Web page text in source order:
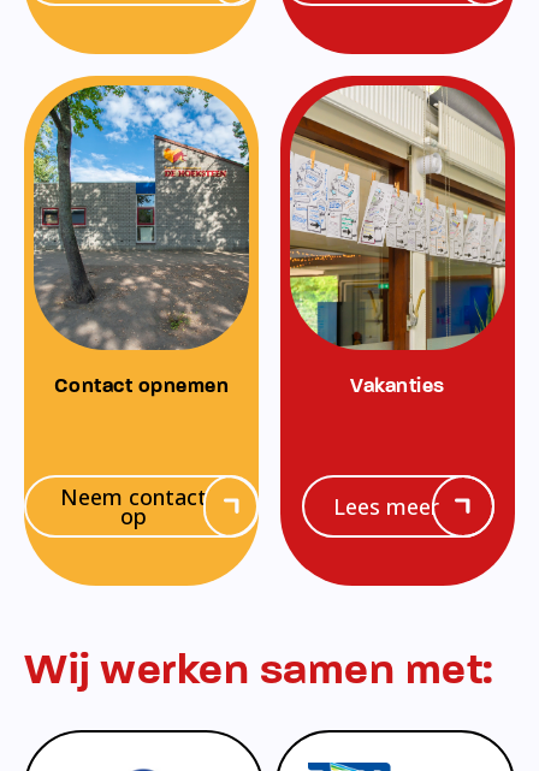
Contact opnemen
Neem contact
op
Vakanties
Lees meer
Wij werken samen met: